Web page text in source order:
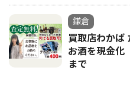
鎌倉
買取店わかば
お酒を現金化
まで